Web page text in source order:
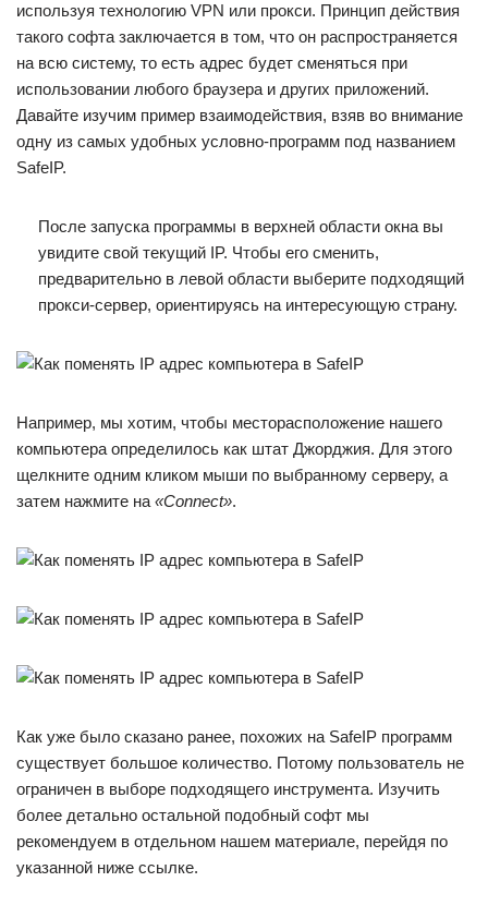
используя технологию VPN или прокси. Принцип действия
такого софта заключается в том, что он распространяется
на всю систему, то есть адрес будет сменяться при
использовании любого браузера и других приложений.
Давайте изучим пример взаимодействия, взяв во внимание
одну из самых удобных условно-программ под названием
SafeIP.
После запуска программы в верхней области окна вы
увидите свой текущий IP. Чтобы его сменить,
предварительно в левой области выберите подходящий
прокси-сервер, ориентируясь на интересующую страну.
Например, мы хотим, чтобы месторасположение нашего
компьютера определилось как штат Джорджия. Для этого
щелкните одним кликом мыши по выбранному серверу, а
затем нажмите на «Connect».
Как уже было сказано ранее, похожих на SafeIP программ
существует большое количество. Потому пользователь не
ограничен в выборе подходящего инструмента. Изучить
более детально остальной подобный софт мы
рекомендуем в отдельном нашем материале, перейдя по
указанной ниже ссылке.